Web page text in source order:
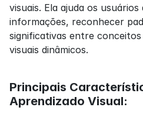
visuais. Ela ajuda os
informações, reconhecer
significativas entre
visuais dinâmicos.
Principais
Aprendizado Visual: